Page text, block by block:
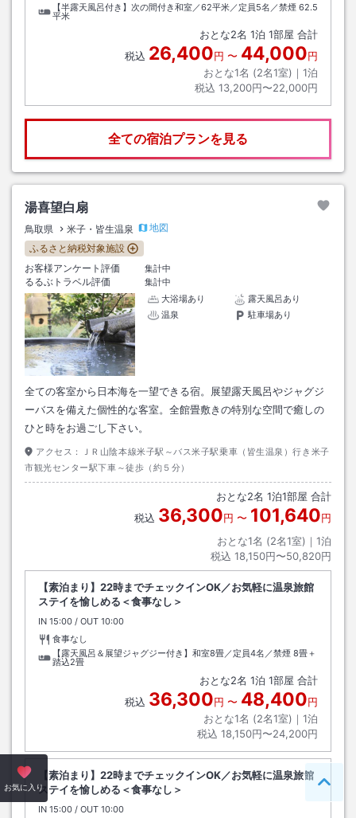
【半露天風呂付き】次の間付き和室／62平米／定員5名／禁煙 62.5
平米
おとな2名 1泊 1部屋 合計
税込 26,400円 〜 44,000円
おとな1名 (2名1室)｜ 1泊
税込 13,200円〜22,000円
全ての宿泊プランを見る
湯喜望白扇
鳥取県 米子・皆生温泉
地図
ふるさと納税対象施設
お客様アンケート評価
集計中
るるぶトラベル評価
集計中
大浴場あり
露天風呂あり
温泉
駐車場あり
全ての客室から日本海を一望できる宿。展望露天風呂やジャグジ
ーバスを備えた個性的な客室。全館畳敷きの特別な空間で癒しの
ひと時をお過ごし下さい。
アクセス：
ＪＲ山陰本線米子駅～バス米子駅乗車（皆生温泉）行き米子
市観光センター駅下車～徒歩（約５分）
おとな2名 1泊1部屋 合計
税込 36,300円 〜 101,640円
おとな1名 (2名1室)｜ 1泊
税込 18,150円〜50,820円
【素泊まり】22時までチェックインOK／お気軽に温泉旅館
ステイを愉しめる＜食事なし＞
IN チェックイン
15:00 / OUT チェックアウト
10:00
食事なし
【露天風呂＆展望ジャグジー付き】和室8畳／定員4名／禁煙 8畳＋
踏込2畳
おとな2名 1泊 1部屋 合計
税込 36,300円 〜 48,400円
おとな1名 (2名1室)｜ 1泊
税込 18,150円〜24,200円
【素泊まり】22時までチェックインOK／お気軽に温泉旅館
ステイを愉しめる＜食事なし＞
IN チェックイン
15:00 / OUT チェックアウト
10:00
お気に入り ペー